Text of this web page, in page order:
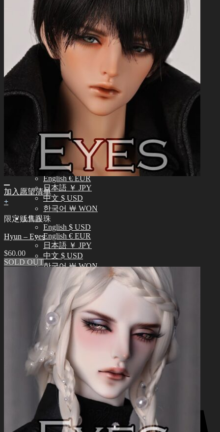
客服中心 (Q&A)
THE GEM
English $ USD
日本語 ￥ JPY
中文 $ USD
한국어 ￦ WON
NEO ANGELREGION
English $ USD
日本語 ￥ JPY
中文 $ USD
한국어 ￦ WON
IDEALIAN
日本語 ￥ JPY
中文 $ USD
한국어 ￦ WON
ROSETTE
English $ USD
English € EUR
日本語 ￥ JPY
中文 $ USD
한국어 ￦ WON
LILA
English $ USD
English € EUR
日本語 ￥ JPY
中文 $ USD
한국어 ￦ WON
购物车里没有产品
购物车
购物车里没有产品
加入愿望清单
+
限定贩售眼珠
Hyun – Eyes
$60.00
SOLD OUT